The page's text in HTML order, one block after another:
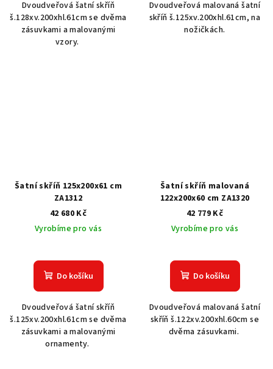
Dvoudveřová šatní skříň
š.128xv.200xhl.61cm se dvěma
zásuvkami a malovanými
vzory.
Dvoudveřová malovaná šatní
skříň š.125xv.200xhl.61cm, na
nožičkách.
Šatní skříň 125x200x61 cm
ZA1312
42 680 Kč
Vyrobíme pro vás
Do košíku
Dvoudveřová šatní skříň
š.125xv.200xhl.61cm se dvěma
zásuvkami a malovanými
ornamenty.
Šatní skříň malovaná
122x200x60 cm ZA1320
42 779 Kč
Vyrobíme pro vás
Do košíku
Dvoudveřová malovaná šatní
skříň š.122xv.200xhl.60cm se
dvěma zásuvkami.